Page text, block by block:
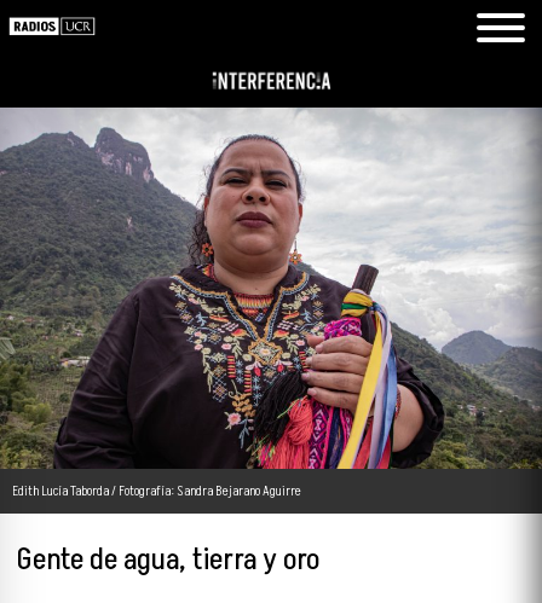
Edith Lucía Taborda / Fotografía: Sandra Bejarano Aguirre
Gente de agua, tierra y oro